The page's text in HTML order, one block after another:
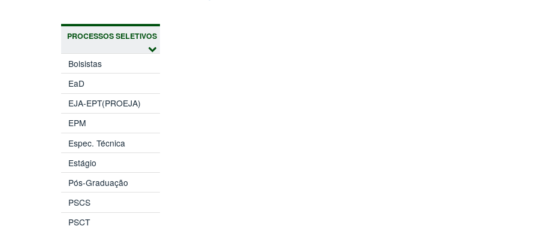
PROCESSOS SELETIVOS
Bolsistas
EaD
EJA-EPT(PROEJA)
EPM
Espec. Técnica
Estágio
Pós-Graduação
PSCS
PSCT